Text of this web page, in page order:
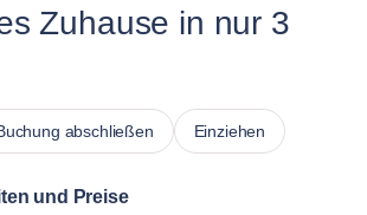
Zuhause in nur 3
abschließen Einziehen
und Preise